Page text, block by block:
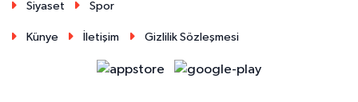
Siyaset
Spor
Künye İletişim Gizlilik Sözleşmesi